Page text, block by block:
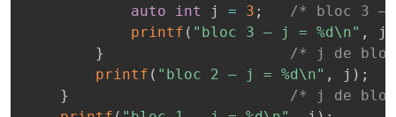
auto
int j = 3 ;
/* bloc 3 —
printf ( "bloc 3 — j = %d\n" , j
}
/* j de
printf ( "bloc 2 — j = %d\n" , j ) ;
}
/* j de